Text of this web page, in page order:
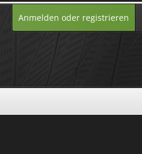
Anmelden oder registrieren